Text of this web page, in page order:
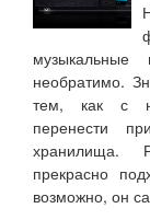
музыкальные
необратимо.
тем, как с
перенести
хранилища.
прекрасно
возможно, он